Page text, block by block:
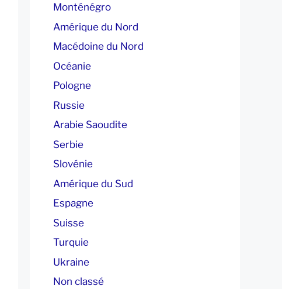
Monténégro
Amérique du Nord
Macédoine du Nord
Océanie
Pologne
Russie
Arabie Saoudite
Serbie
Slovénie
Amérique du Sud
Espagne
Suisse
Turquie
Ukraine
Non classé